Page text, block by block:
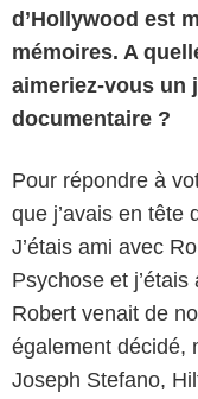
d’Hollywood est
mémoires. A
aimeriez-vous un
documentaire ?
Pour répondre à
que j’avais en tête
J’étais ami avec
Psychose et
Robert venait de
également décidé,
Joseph Stefano,